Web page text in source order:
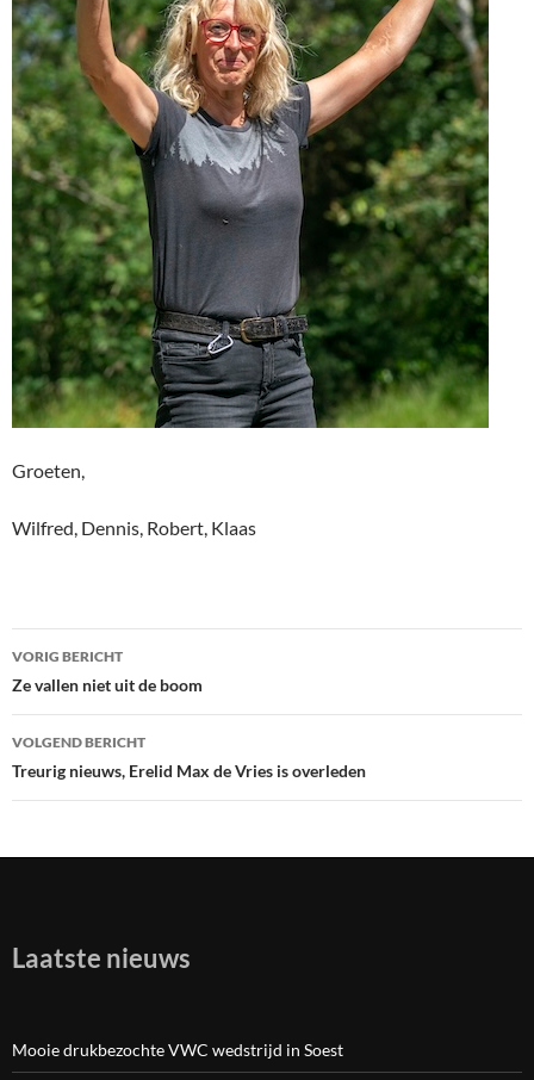
Groeten,
Wilfred, Dennis, Robert, Klaas
Bericht
navigatie
VORIG BERICHT
Ze vallen niet uit de boom
VOLGEND BERICHT
Treurig nieuws, Erelid Max de Vries is overleden
Laatste nieuws
Mooie drukbezochte VWC wedstrijd in Soest